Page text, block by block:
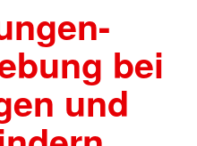
bei
und